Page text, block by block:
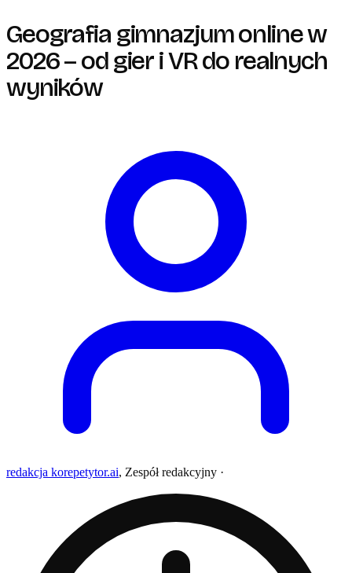
Geografia gimnazjum online w
2026 – od gier i VR do realnych
wyników
redakcja korepetytor.ai, Zespół redakcyjny ·